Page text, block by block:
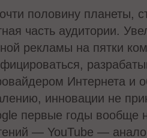
половину
часть аудитории.
рекламы на пятки
Интернета и
инновации не
первые годы вообще
— YouTube —